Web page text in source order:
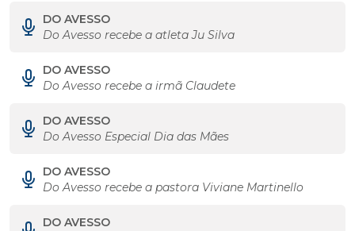
DO AVESSO
Do Avesso recebe a atleta Ju Silva
DO AVESSO
Do Avesso recebe a irmã Claudete
DO AVESSO
Do Avesso Especial Dia das Mães
DO AVESSO
Do Avesso recebe a pastora Viviane Martinello
DO AVESSO